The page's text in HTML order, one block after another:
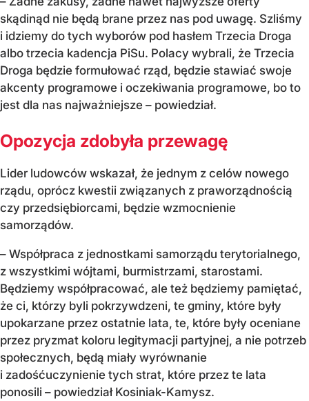
skądinąd nie będą brane przez nas pod uwagę. Szliśmy
i idziemy do tych wyborów pod hasłem Trzecia Droga
albo trzecia kadencja PiSu. Polacy wybrali, że Trzecia
Droga będzie formułować rząd, będzie stawiać swoje
akcenty programowe i oczekiwania programowe, bo to
jest dla nas najważniejsze – powiedział.
Opozycja zdobyła przewagę
Lider ludowców wskazał, że jednym z celów nowego
rządu, oprócz kwestii związanych z praworządnością
czy przedsiębiorcami, będzie wzmocnienie
samorządów.
– Współpraca z jednostkami samorządu terytorialnego,
z wszystkimi wójtami, burmistrzami, starostami.
Będziemy współpracować, ale też będziemy pamiętać,
że ci, którzy byli pokrzywdzeni, te gminy, które były
upokarzane przez ostatnie lata, te, które były oceniane
przez pryzmat koloru legitymacji partyjnej, a nie potrzeb
społecznych, będą miały wyrównanie
i zadośćuczynienie tych strat, które przez te lata
ponosili – powiedział Kosiniak-Kamysz.